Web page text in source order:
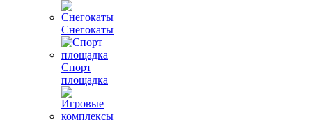
Снегокаты
Спорт
площадка